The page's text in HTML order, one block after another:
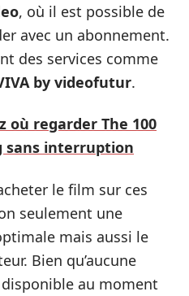
, où il est possible de
avec un abonnement.
des services comme
by videofutur.
où regarder The 100
sans interruption
le film sur ces
seulement une
mais aussi le
Bien qu’aucune
au moment